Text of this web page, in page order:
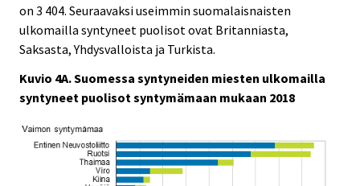
on 3 404. Seuraavaksi useimmin suomalaisnaisten
ulkomailla syntyneet puolisot ovat Britanniasta,
Saksasta, Yhdysvalloista ja Turkista.
Kuvio 4A. Suomessa syntyneiden miesten ulkomailla
syntyneet puolisot syntymämaan mukaan 2018